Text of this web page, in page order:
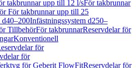
takbrunnar upp till 12 l/sFör takbrunnar
För takbrunnar upp till 25
d40–200Infästningssystem d250–
TillbehörFör takbrunnarReservdelar för
Konventionell
för
för
för Geberit FlowFitReservdelar för